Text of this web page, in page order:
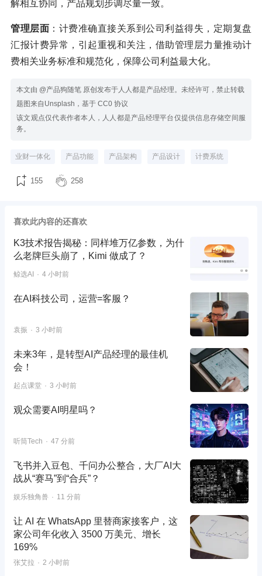
解相互协同，产品规划步调尽量一致。
管理层面 ：计费准确直接关系到公司利益得失，定期复盘
汇报计费异常，引起重视和关注，借助管理层力量推动计
费相关业务标准和规范化，保障公司利益最大化。
本文由 @产品狗随笔 原创发布于人人都是产品经理。未经许可，禁止转载
题图来自Unsplash，基于 CC0 协议
该文观点仅代表作者本人，人人都是产品经理平台仅提供信息存储空间服
务。
业财一体化 产品功能 产品架构 产品设计 计费系统
155 258
喜欢此内容的还喜欢
K3技术报告揭秘：同样堆万亿参数，为什
么老牌巨头崩了，Kimi 做成了？
鲸选AI 4 小时前
在AI科技公司，运营=客服？
袁振 3 小时前
未来3年，是转型AI产品经理的最佳机
会！
起点课堂 3 小时前
观众需要AI明星吗？
听筒Tech 47 分前
飞书并入豆包、千问办公整合，大厂AI大
战从“赛马”到“合兵”？
娱乐独角兽 11 分前
让 AI 在 WhatsApp 里替商家接客户，这
家公司年化收入 3500 万美元、增长
169%
张艾拉 2 小时前